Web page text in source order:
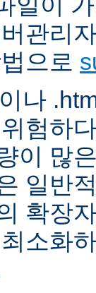
관리
으로
나
험하
이 많
일반
확장
소화